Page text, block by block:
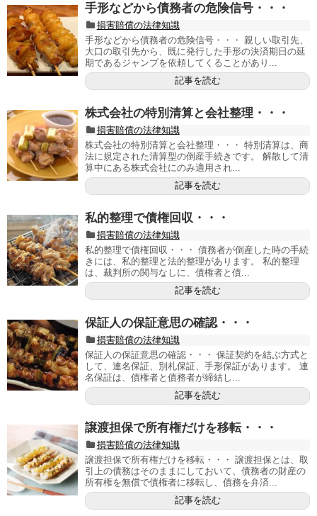
手形などから債務者の危険信号・・・
損害賠償の法律知識
手形などから債務者の危険信号・・・ 親しい取引先、
大口の取引先から、既に発行した手形の決済期日の延
期であるジャンプを依頼してくることがあり...
記事を読む
株式会社の特別清算と会社整理・・・
損害賠償の法律知識
株式会社の特別清算と会社整理・・・ 特別清算は、商
法に規定された清算型の倒産手続きです。 解散して清
算中にある株式会社にのみ適用され...
記事を読む
私的整理で債権回収・・・
損害賠償の法律知識
私的整理で債権回収・・・ 債務者が倒産した時の手続
きには、私的整理と法的整理があります。 私的整理
は、裁判所の関与なしに、債権者と債...
記事を読む
保証人の保証意思の確認・・・
損害賠償の法律知識
保証人の保証意思の確認・・・ 保証契約を結ぶ方式と
して、連名保証、別札保証、手形保証があります。 連
名保証は、債権者と債務者が締結し...
記事を読む
譲渡担保で所有権だけを移転・・・
損害賠償の法律知識
譲渡担保で所有権だけを移転・・・ 譲渡担保とは、取
引上の債務はそのままにしておいて、債務者の財産の
所有権を無償で債権者に移転し、債務を弁済...
記事を読む